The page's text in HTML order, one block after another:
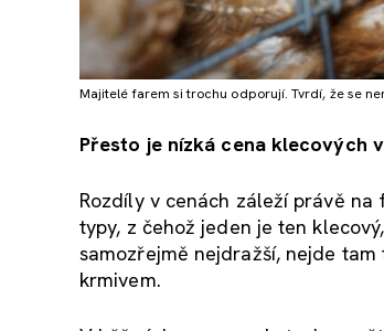
Majitelé farem si trochu odporují. Tvrdí, že se
Přesto je nízká cena klecových
Rozdíly v cenách záleží právě
typy, z čehož jeden je ten
samozřejmě nejdražší, nejde
krmivem.